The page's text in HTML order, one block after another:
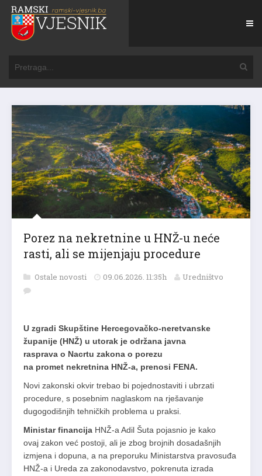
Porez na nekretnine u HNŽ-u neće
rasti, ali se mijenjaju procedure
Ostale novosti 09.06.2026. 11:35h Uredništvo
U zgradi Skupštine Hercegovačko-neretvanske
županije (HNŽ) u utorak je održana javna
rasprava o Nacrtu zakona o porezu
na promet nekretnina HNŽ-a, prenosi FENA.
Novi zakonski okvir trebao bi pojednostaviti i ubrzati
procedure, s posebnim naglaskom na rješavanje
dugogodišnjih tehničkih problema u praksi.
Ministar financija HNŽ-a Adil Šuta pojasnio je kako
ovaj zakon već postoji, ali je zbog brojnih dosadašnjih
izmjena i dopuna, a na preporuku Ministarstva pravosuđa
HNŽ-a i Ureda za zakonodavstvo, pokrenuta izrada